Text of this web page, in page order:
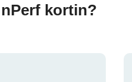
kortin?